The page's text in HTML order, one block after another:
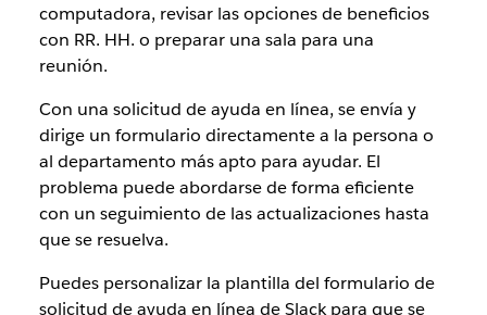
computadora, revisar las opciones de beneficios
con RR. HH. o preparar una sala para una
reunión.
Con una solicitud de ayuda en línea, se envía y
dirige un formulario directamente a la persona o
al departamento más apto para ayudar. El
problema puede abordarse de forma eficiente
con un seguimiento de las actualizaciones hasta
que se resuelva.
Puedes personalizar la plantilla del formulario de
solicitud de ayuda en línea de Slack para que se